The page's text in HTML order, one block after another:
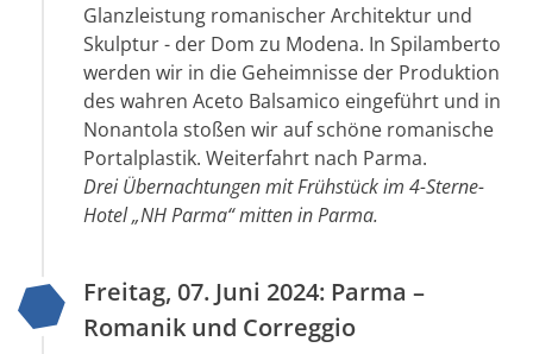
Glanzleistung romanischer Architektur und
Skulptur - der Dom zu Modena. In Spilamberto
werden wir in die Geheimnisse der Produktion
des wahren Aceto Balsamico eingeführt und in
Nonantola stoßen wir auf schöne romanische
Portalplastik. Weiterfahrt nach Parma.
Drei Übernachtungen mit Frühstück im 4-Sterne-
Hotel „NH Parma“ mitten in Parma.
Freitag, 07. Juni 2024: Parma –
Romanik und Correggio